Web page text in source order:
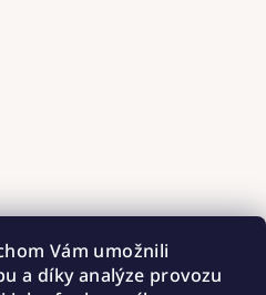
Vám umožnili
a díky analýze provozu